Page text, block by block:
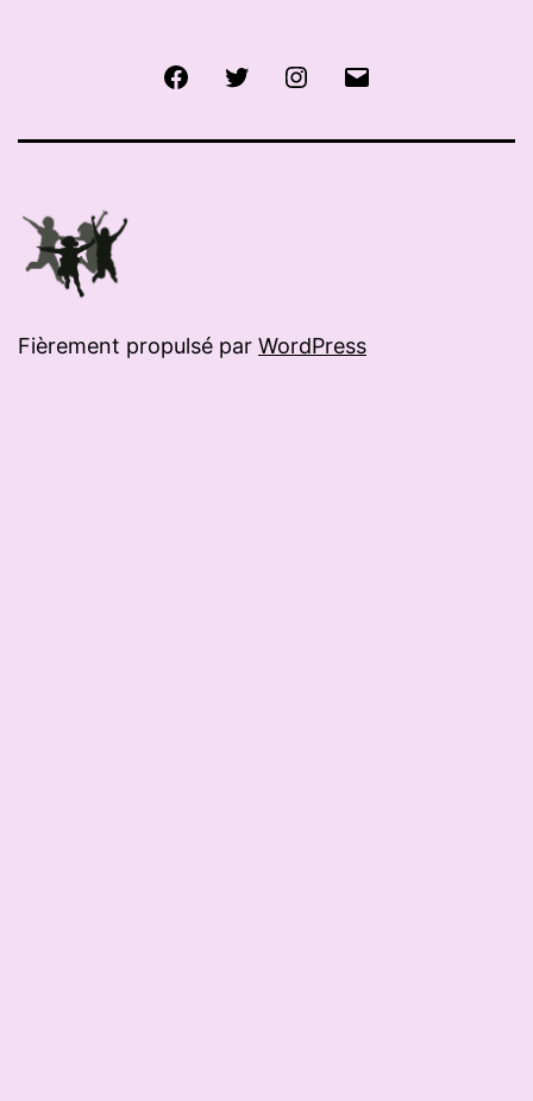
FacebookTwitter Instagram
Fièrement propulsé par WordPress